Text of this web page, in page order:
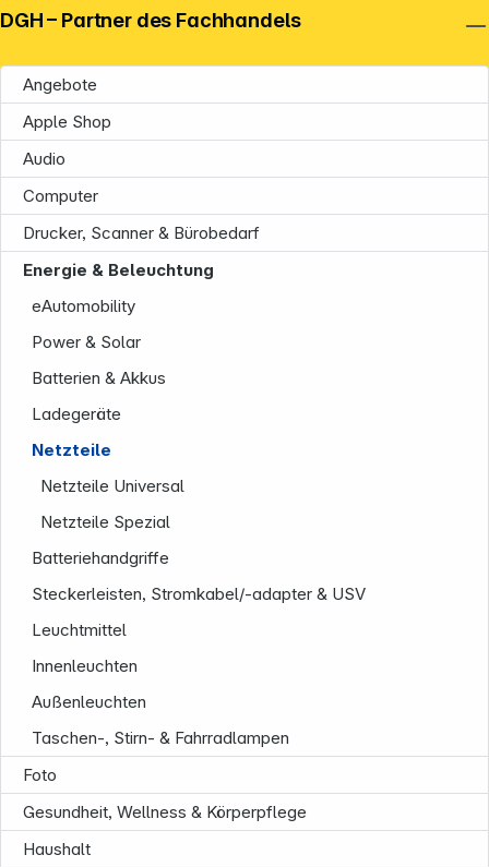
Angebote
Apple Shop
Audio
Computer
Drucker, Scanner & Bürobedarf
Energie & Beleuchtung
eAutomobility
Power & Solar
Batterien & Akkus
Ladegeräte
Netzteile
Netzteile Universal
Netzteile Spezial
Batteriehandgriffe
Steckerleisten, Stromkabel/-adapter & USV
Leuchtmittel
Innenleuchten
Außenleuchten
Taschen-, Stirn- & Fahrradlampen
Foto
Gesundheit, Wellness & Körperpflege
Haushalt
DGH – Partner des Fachhandels